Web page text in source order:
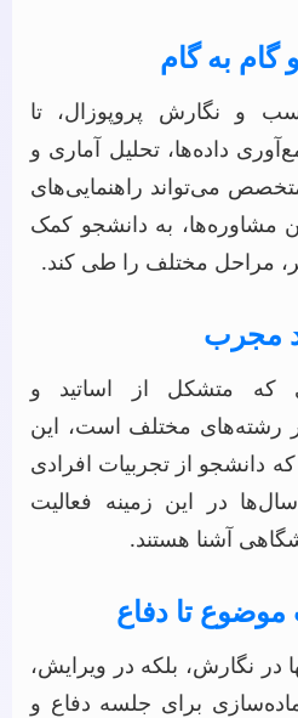
به گام
و نگارش پروپوزال، تا
داده‌ها، تحلیل آماری و
می‌تواند راهنمایی‌های
مشاوره‌ها، به دانشجو کمک
مراحل مختلف را طی کند.
مجرب
که متشکل از اساتید و
مختلف است، این
دانشجو از تجربیات افرادی
در این زمینه فعالیت
آشنا هستند.
موضوع تا دفاع
در نگارش، بلکه در ویرایش،
برای جلسه دفاع و